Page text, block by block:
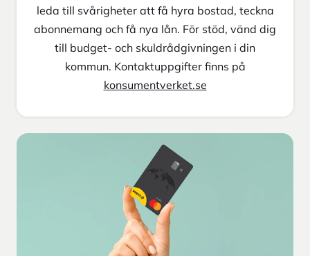
leda till svårigheter att få hyra bostad, teckna
abonnemang och få nya lån. För stöd, vänd dig
till budget- och skuldrådgivningen i din
kommun. Kontaktuppgifter finns på
konsumentverket.se